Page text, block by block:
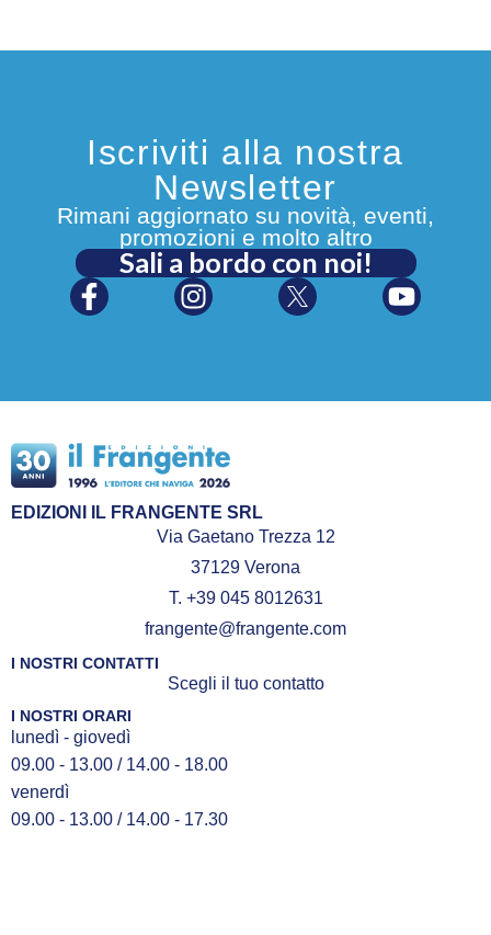
Iscriviti alla nostra
Newsletter
Rimani aggiornato su novità, eventi,
promozioni e molto altro
Sali a bordo con noi!
EDIZIONI IL FRANGENTE SRL
Via Gaetano Trezza 12
37129 Verona
T. +39 045 8012631
frangente@frangente.com
I NOSTRI CONTATTI
Scegli il tuo contatto
I NOSTRI ORARI
lunedì - giovedì
09.00 - 13.00 / 14.00 - 18.00
venerdì
09.00 - 13.00 / 14.00 - 17.30